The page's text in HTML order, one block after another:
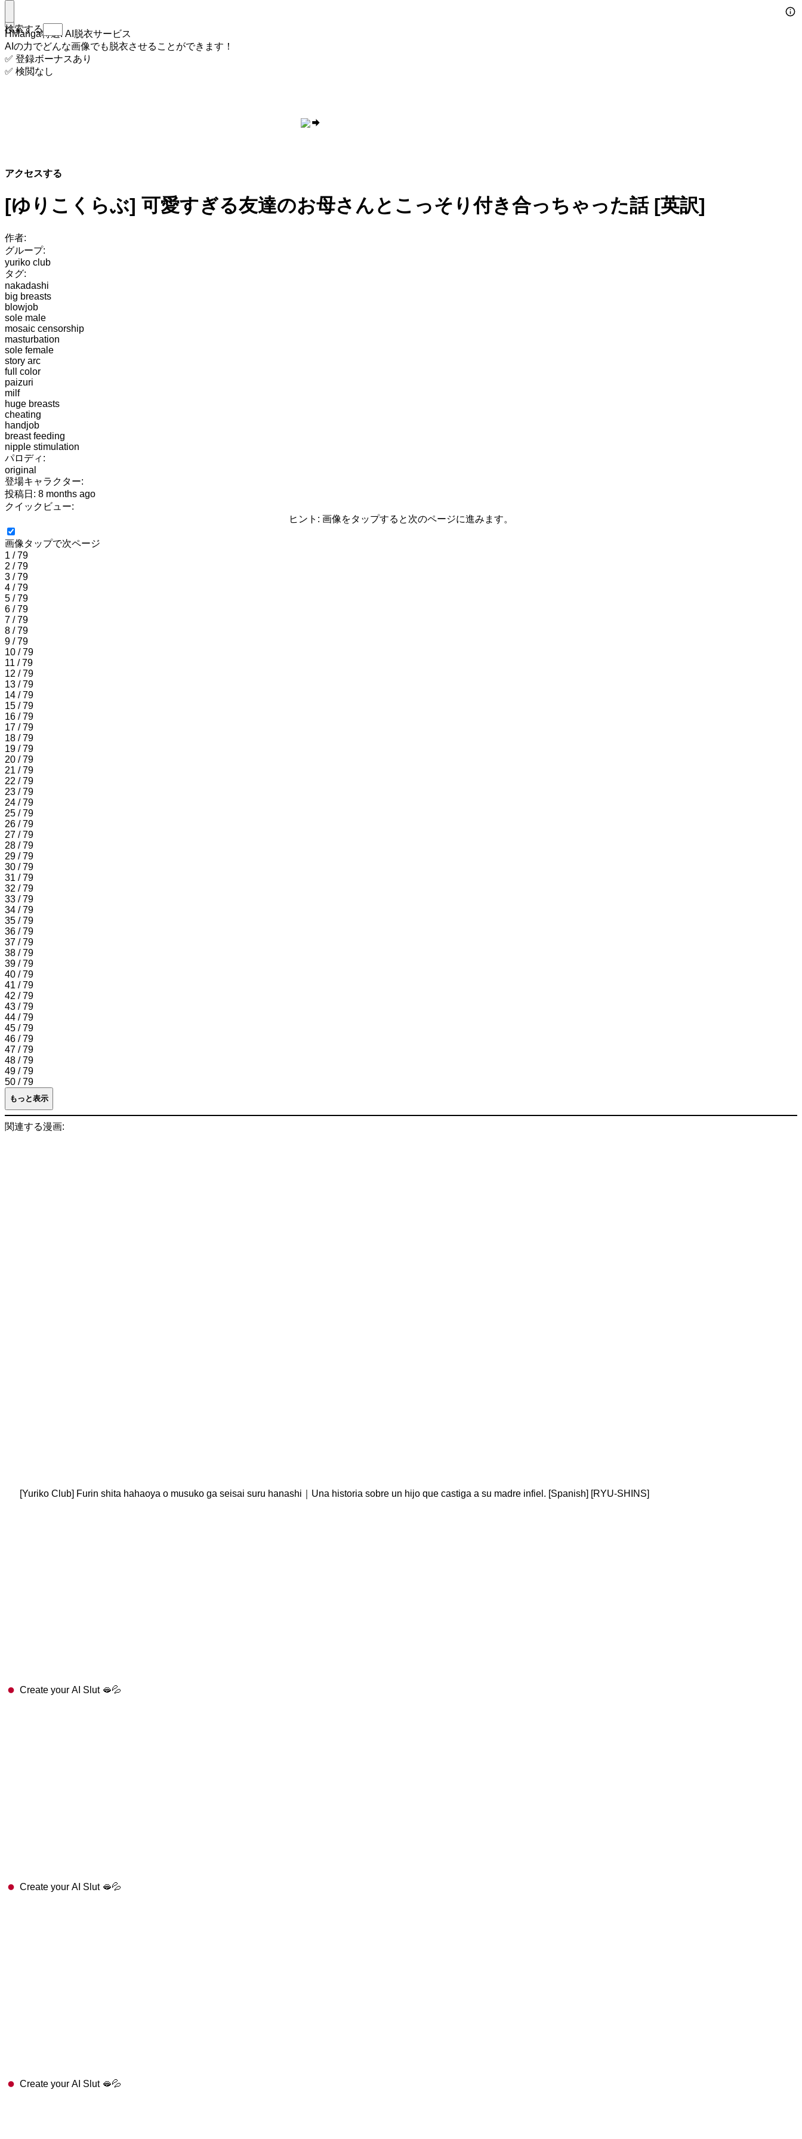
検索する
HManga特選: AI脱衣サービス
AIの力でどんな画像でも脱衣させることができます！
✅ 登録ボーナスあり
✅ 検閲なし
アクセスする
[ゆりこくらぶ] 可愛すぎる友達のお母さんとこっそり付き合っちゃった話 [英訳]
作者:
グループ:
yuriko club
タグ:
nakadashi
big breasts
blowjob
sole male
mosaic censorship
masturbation
sole female
story arc
full color
paizuri
milf
huge breasts
cheating
handjob
breast feeding
nipple stimulation
パロディ:
original
登場キャラクター:
投稿日: 8 months ago
クイックビュー:
ヒント: 画像をタップすると次のページに進みます。
画像タップで次ページ
1 / 79
2 / 79
3 / 79
4 / 79
5 / 79
6 / 79
7 / 79
8 / 79
9 / 79
10 / 79
11 / 79
12 / 79
13 / 79
14 / 79
15 / 79
16 / 79
17 / 79
18 / 79
19 / 79
20 / 79
21 / 79
22 / 79
23 / 79
24 / 79
25 / 79
26 / 79
27 / 79
28 / 79
29 / 79
30 / 79
31 / 79
32 / 79
33 / 79
34 / 79
35 / 79
36 / 79
37 / 79
38 / 79
39 / 79
40 / 79
41 / 79
42 / 79
43 / 79
44 / 79
45 / 79
46 / 79
47 / 79
48 / 79
49 / 79
50 / 79
もっと表示
関連する漫画:
[Yuriko Club] Furin shita hahaoya o musuko ga seisai suru hanashi｜Una historia sobre un hijo que castiga a su madre infiel. [Spanish] [RYU-SHINS]
Create your AI Slut 🫦💦
Create your AI Slut 🫦💦
Create your AI Slut 🫦💦